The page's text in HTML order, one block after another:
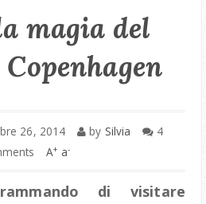
magia del
26, 2014 by Silvia
4
A+ a-
di visitare